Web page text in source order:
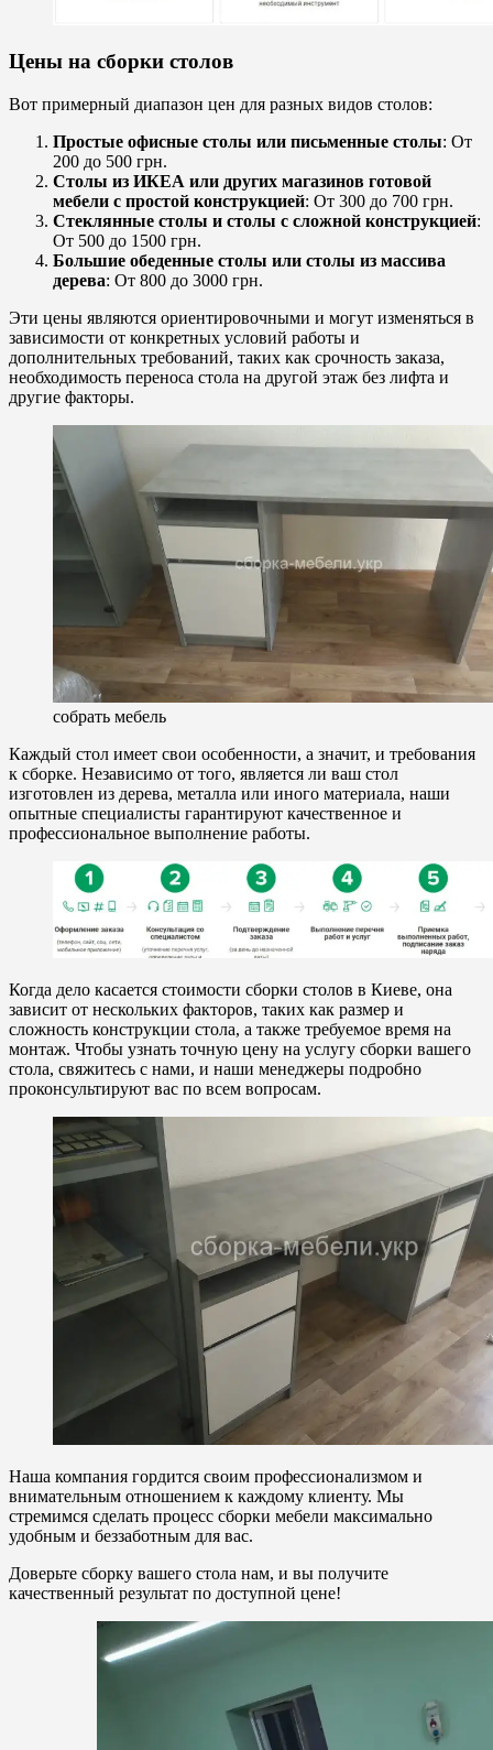
Цены на сборки столов
Вот примерный диапазон цен для разных видов столов:
Простые офисные столы или письменные столы: От
200 до 500 грн.
Столы из ИКЕА или других магазинов готовой
мебели с простой конструкцией: От 300 до 700 грн.
Стеклянные столы и столы с сложной конструкцией:
От 500 до 1500 грн.
Большие обеденные столы или столы из массива
дерева: От 800 до 3000 грн.
Эти цены являются ориентировочными и могут изменяться в
зависимости от конкретных условий работы и
дополнительных требований, таких как срочность заказа,
необходимость переноса стола на другой этаж без лифта и
другие факторы.
собрать мебель
Каждый стол имеет свои особенности, а значит, и требования
к сборке. Независимо от того, является ли ваш стол
изготовлен из дерева, металла или иного материала, наши
опытные специалисты гарантируют качественное и
профессиональное выполнение работы.
Когда дело касается стоимости сборки столов в Киеве, она
зависит от нескольких факторов, таких как размер и
сложность конструкции стола, а также требуемое время на
монтаж. Чтобы узнать точную цену на услугу сборки вашего
стола, свяжитесь с нами, и наши менеджеры подробно
проконсультируют вас по всем вопросам.
Наша компания гордится своим профессионализмом и
внимательным отношением к каждому клиенту. Мы
стремимся сделать процесс сборки мебели максимально
удобным и беззаботным для вас.
Доверьте сборку вашего стола нам, и вы получите
качественный результат по доступной цене!